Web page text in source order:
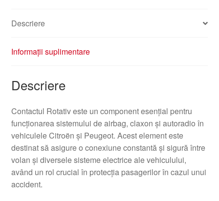
Descriere
Informații suplimentare
Descriere
Contactul Rotativ este un component esențial pentru
funcționarea sistemului de airbag, claxon și autoradio în
vehiculele Citroën și Peugeot. Acest element este
destinat să asigure o conexiune constantă și sigură între
volan și diversele sisteme electrice ale vehiculului,
având un rol crucial în protecția pasagerilor în cazul unui
accident.